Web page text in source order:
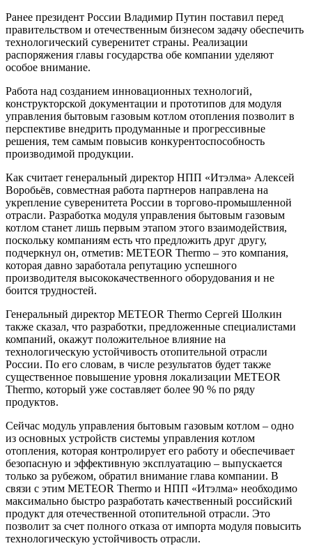
Ранее президент России Владимир Путин поставил перед
правительством и отечественным бизнесом задачу обеспечить
технологический суверенитет страны. Реализации
распоряжения главы государства обе компании уделяют
особое внимание.
Работа над созданием инновационных технологий,
конструкторской документации и прототипов для модуля
управления бытовым газовым котлом отопления позволит в
перспективе внедрить продуманные и прогрессивные
решения, тем самым повысив конкурентоспособность
производимой продукции.
Как считает генеральный директор НПП «Итэлма» Алексей
Воробьёв, совместная работа партнеров направлена на
укрепление суверенитета России в торгово-промышленной
отрасли. Разработка модуля управления бытовым газовым
котлом станет лишь первым этапом этого взаимодействия,
поскольку компаниям есть что предложить друг другу,
подчеркнул он, отметив: METEOR Thermо – это компания,
которая давно заработала репутацию успешного
производителя высококачественного оборудования и не
боится трудностей.
Генеральный директор METEOR Thermo Сергей Шолкин
также сказал, что разработки, предложенные специалистами
компаний, окажут положительное влияние на
технологическую устойчивость отопительной отрасли
России. По его словам, в числе результатов будет также
существенное повышение уровня локализации METEOR
Thermo, который уже составляет более 90 % по ряду
продуктов.
Сейчас модуль управления бытовым газовым котлом – одно
из основных устройств системы управления котлом
отопления, которая контролирует его работу и обеспечивает
безопасную и эффективную эксплуатацию – выпускается
только за рубежом, обратил внимание глава компании. В
связи с этим METEOR Thermo и НПП «Итэлма» необходимо
максимально быстро разработать качественный российский
продукт для отечественной отопительной отрасли. Это
позволит за счет полного отказа от импорта модуля повысить
технологическую устойчивость отрасли.